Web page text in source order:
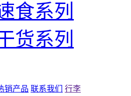
食系列
货系列
销产品 联系我们
行李